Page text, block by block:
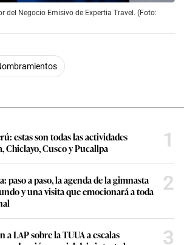
del Negocio Emisivo de Expertia Travel. (Foto:
estas son todas las actividades
Chiclayo, Cusco y Pucallpa
1
paso a paso, la agenda de la gimnasta
y una visita que emocionará a toda
2
LAP sobre la TUUA a escalas
3